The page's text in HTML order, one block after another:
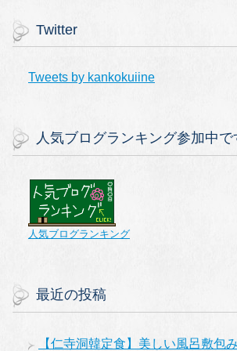
Twitter
Tweets by kankokuiine
人気ブログランキング参加中で
人気ブログランキング
最近の投稿
【仁寺洞韓定食】美しい風呂敷包